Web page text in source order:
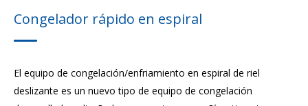
Horno de vapor espiral
Congelador rápido en espiral
El equipo de congelación/enfriamiento en espiral de riel
deslizante es un nuevo tipo de equipo de congelación